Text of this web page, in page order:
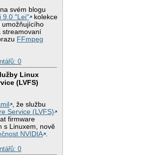
svém blogu
9.0 "Lei"
kolekce
umožňujícího
streamovaní
FFmpeg
0
Linux
(LVFS)
, že službu
Service (LVFS)
firmware
s Linuxem, nově
NVIDIA .
0